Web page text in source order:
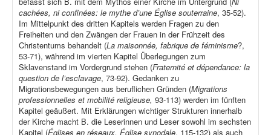
cachées, ni confinées: le mythe d’une Église souterraine, 35-52).
Im Mittelpunkt des dritten Kapitels werden Fragen zu den
Freiheiten und den Zwängen der Frauen in der Frühzeit des
Christentums behandelt (La maisonnée, fabrique de féminisme?,
53-71), während im vierten Kapitel Überlegungen zum
Sklavenstand im Vordergrund stehen (Fraternité et dépendance: la
question de l’esclavage, 73-92). Gedanken zu
Migrationsbewegungen aus beruflichen Gründen (Migrations
professionnelles et mobilité religieuse, 93-113) werden im fünften
Kapitel geäußert. Mit Erklärungen wichtiger Strukturen innerhalb
der Kirche macht B. die Leserinnen und Leser sowohl im sechsten
Kapitel (Églises en réseaux, Église synodale, 115-132) als auch